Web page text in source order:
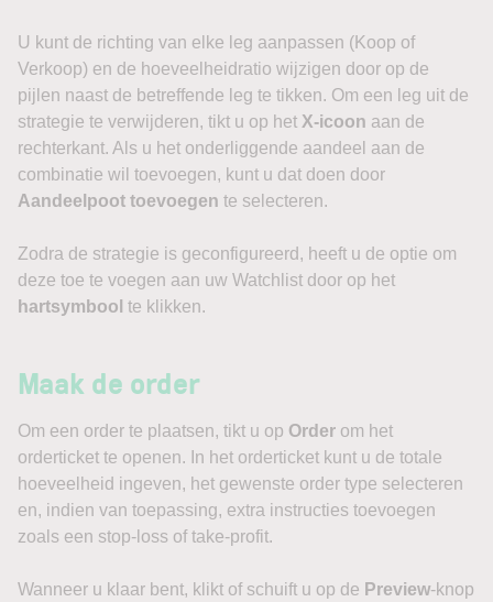
U kunt de richting van elke leg aanpassen (Koop of
Verkoop) en de hoeveelheidratio wijzigen door op de
pijlen naast de betreffende leg te tikken. Om een leg uit de
strategie te verwijderen, tikt u op het X-icoon aan de
rechterkant. Als u het onderliggende aandeel aan de
combinatie wil toevoegen, kunt u dat doen door
Aandeelpoot toevoegen te selecteren.
Zodra de strategie is geconfigureerd, heeft u de optie om
deze toe te voegen aan uw Watchlist door op het
hartsymbool te klikken.
Maak de order
Om een order te plaatsen, tikt u op Order om het
orderticket te openen. In het orderticket kunt u de totale
hoeveelheid ingeven, het gewenste order type selecteren
en, indien van toepassing, extra instructies toevoegen
zoals een stop-loss of take-profit.
Wanneer u klaar bent, klikt of schuift u op de Preview-knop